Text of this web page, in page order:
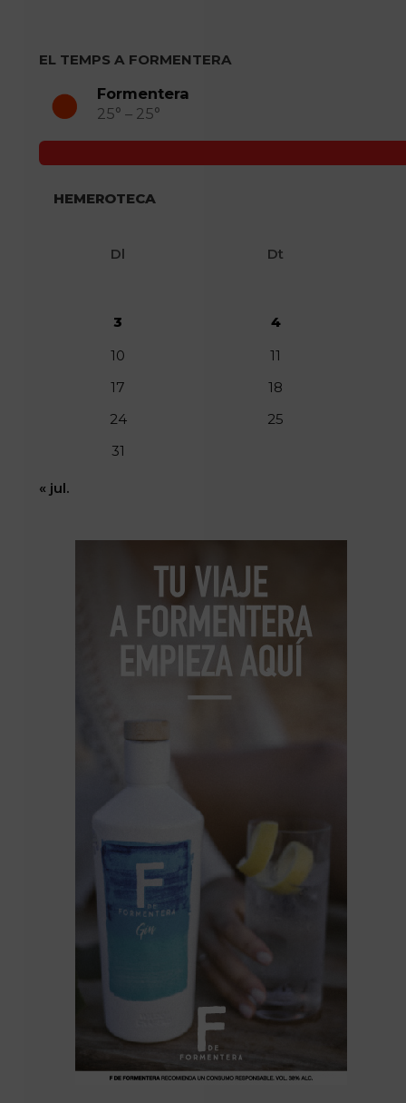
EL TEMPS A FORMENTERA
Formentera
25° – 25°
HEMEROTECA
Dl Dt
3
4
10
11
17
18
24
25
31
« jul.